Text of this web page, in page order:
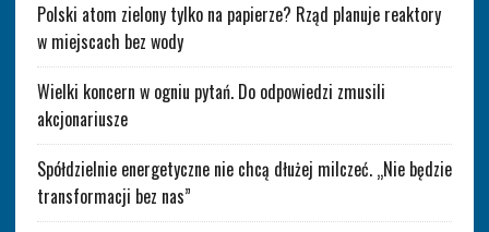
Polski atom zielony tylko na papierze? Rząd planuje reaktory
w miejscach bez wody
Wielki koncern w ogniu pytań. Do odpowiedzi zmusili
akcjonariusze
Spółdzielnie energetyczne nie chcą dłużej milczeć. „Nie będzie
transformacji bez nas”